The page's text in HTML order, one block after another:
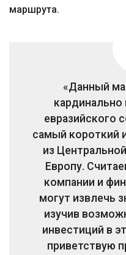
маршрута.
«Данный
кардинально
евразийского
самый короткий
из
Европу.
компании и
могут извлечь
изучив
инвестиций в
приветствую